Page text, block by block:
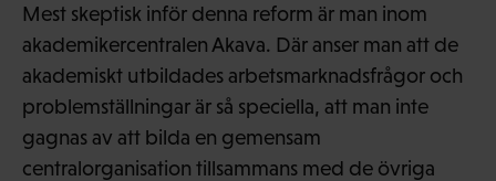
Mest skeptisk inför denna reform är man inom
akademikercentralen Akava. Där anser man att de
akademiskt utbildades arbetsmarknadsfrågor och
problemställningar är så speciella, att man inte
gagnas av att bilda en gemensam
centralorganisation tillsammans med de övriga